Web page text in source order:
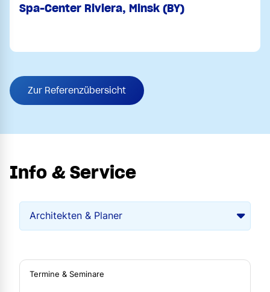
Spa-Center Riviera, Minsk (BY)
Zur Referenzübersicht
Info & Service
Termine & Seminare